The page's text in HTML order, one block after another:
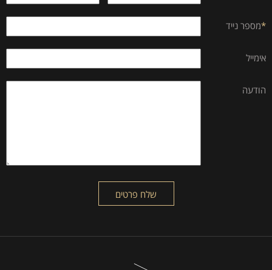
*מספר נייד
אימייל
הודעה